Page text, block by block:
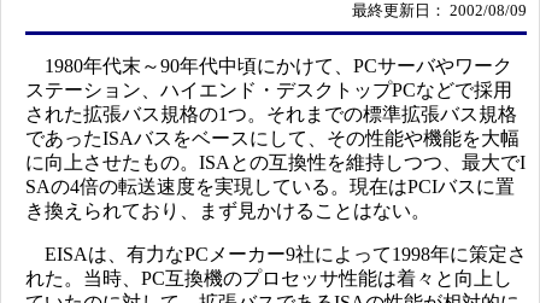
最終更新日： 2002/08/09
1980年代末～90年代中頃にかけて、PCサーバやワーク
ステーション、ハイエンド・デスクトップPCなどで採用
された拡張バス規格の1つ。それまでの標準拡張バス規格
であったISAバスをベースにして、その性能や機能を大幅
に向上させたもの。ISAとの互換性を維持しつつ、最大でI
SAの4倍の転送速度を実現している。現在はPCIバスに置
き換えられており、まず見かけることはない。
EISAは、有力なPCメーカー9社によって1998年に策定さ
れた。当時、PC互換機のプロセッサ性能は着々と向上し